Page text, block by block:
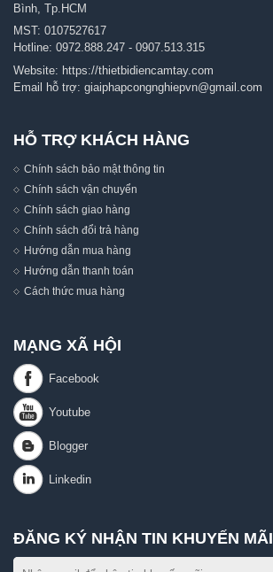
Bình, Tp.HCM
MST: 0107527617
Hotline: 0972.888.247 - 0907.513.315
Website: https://thietbidiencamtay.com
Email hỗ trợ: giaiphapcongnghiepvn@gmail.com
HỖ TRỢ KHÁCH HÀNG
Chính sách bảo mật thông tin
Chính sách vận chuyển
Chính sách giao hàng
Chính sách đổi trả hàng
Hướng dẫn mua hàng
Hướng dẫn thanh toán
Cách thức mua hàng
MẠNG XÃ HỘI
ĐĂNG KÝ NHẬN TIN KHUYẾN MÃI